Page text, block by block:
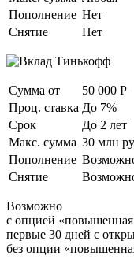
Пополнение Нет
Снятие
Нет
Сумма от
50 000 Р
Проц. ставка До 7%
Срок
До 2 лет
Макс. сумма 30 млн
Пополнение
Снятие
Возможно
с опцией «повышенная
первые 30 дней с
без опции